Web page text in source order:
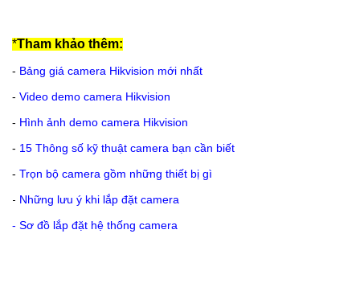
*Tham khảo thêm:
- Bảng giá camera Hikvision mới nhất
- Video demo camera Hikvision
- Hình ảnh demo camera Hikvision
- 15 Thông số kỹ thuật camera bạn cần biết
- Trọn bộ camera gồm những thiết bị gì
- Những lưu ý khi lắp đặt camera
- Sơ đồ lắp đặt hệ thống camera